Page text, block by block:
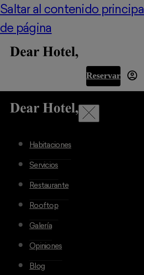
Saltar al contenido principal
de página
Reservar
Habitaciones
Servicios
Restaurante
Rooftop
Galería
Opiniones
Blog